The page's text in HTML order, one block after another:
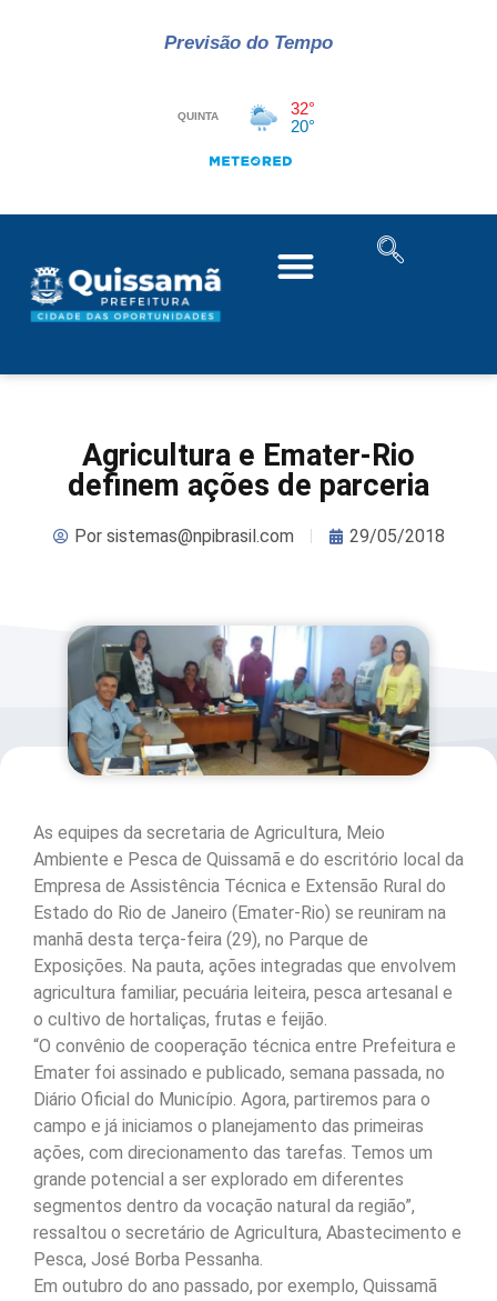
Previsão do Tempo
Agricultura e Emater-Rio
definem ações de parceria
Porsistemas@npibrasil.com 29/05/2018
As equipes da secretaria de Agricultura, Meio
Ambiente e Pesca de Quissamã e do escritório local da
Empresa de Assistência Técnica e Extensão Rural do
Estado do Rio de Janeiro (Emater-Rio) se reuniram na
manhã desta terça-feira (29), no Parque de
Exposições. Na pauta, ações integradas que envolvem
agricultura familiar, pecuária leiteira, pesca artesanal e
o cultivo de hortaliças, frutas e feijão.
“O convênio de cooperação técnica entre Prefeitura e
Emater foi assinado e publicado, semana passada, no
Diário Oficial do Município. Agora, partiremos para o
campo e já iniciamos o planejamento das primeiras
ações, com direcionamento das tarefas. Temos um
grande potencial a ser explorado em diferentes
segmentos dentro da vocação natural da região”,
ressaltou o secretário de Agricultura, Abastecimento e
Pesca, José Borba Pessanha.
Em outubro do ano passado, por exemplo, Quissamã